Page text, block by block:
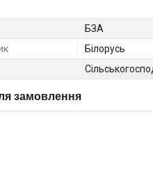
БЗА
Білорусь
замовлення